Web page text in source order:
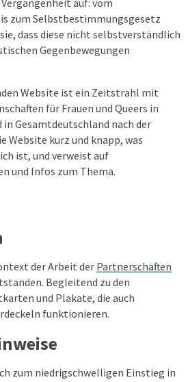
auf: vom
zum Selbstbestimmungsgesetz
dass diese nicht selbstverständlich
Gegenbewegungen
Website ist ein Zeitstrahl mit
für Frauen und Queers in
Gesamtdeutschland nach der
Website kurz und knapp, was
ist, und verweist auf
und Infos zum Thema.
der Arbeit der Partnerschaften
Begleitend zu den
und Plakate, die auch
funktionieren.
zum niedrigschwelligen Einstieg in